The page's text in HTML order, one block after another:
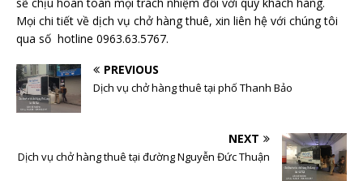
Mọi chi tiết về dịch vụ chở hàng thuê, xin liên hệ với chúng tôi
qua số hotline 0963.63.5767.
PREVIOUS
Dịch vụ chở hàng thuê tại phố Thanh Bảo
NEXT
Dịch vụ chở hàng thuê tại đường Nguyễn Đức Thuận